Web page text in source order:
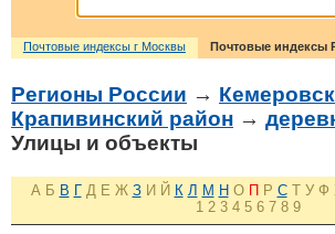
Почтовые индексы г Москвы Почтовые индексы
Регионы России →
Крапивинский район →
Улицы и объекты
А Б В Г Д Е Ж З И Й К Л М Н О П Р С Т У Ф
1 2 3 4 5 6 7 8 9